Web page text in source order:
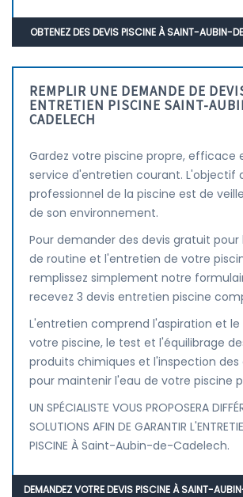
OBTENEZ DES DEVIS PISCINE À SAINT-AUBIN-
REMPLIR UNE DEMANDE DE
ENTRETIEN PISCINE SAINT-
CADELECH
Gardez votre piscine propre, efficace
service d'entretien courant. L'objectif
professionnel de la piscine est de
de son environnement.
Pour demander des devis gratuit
de routine et l'entretien de votre
remplissez simplement notre
recevez 3 devis entretien piscine
L'entretien comprend l'aspiration et
votre piscine, le test et l'équilibrage
produits chimiques et l'inspection
pour maintenir l'eau de votre piscine
UN SPÉCIALISTE VOUS PROPOSERA
SOLUTIONS AFIN DE GARANTIR
PISCINE À Saint-Aubin-de-Cadelech.
DEMANDEZ VOTRE DEVIS PISCINE À SAINT-